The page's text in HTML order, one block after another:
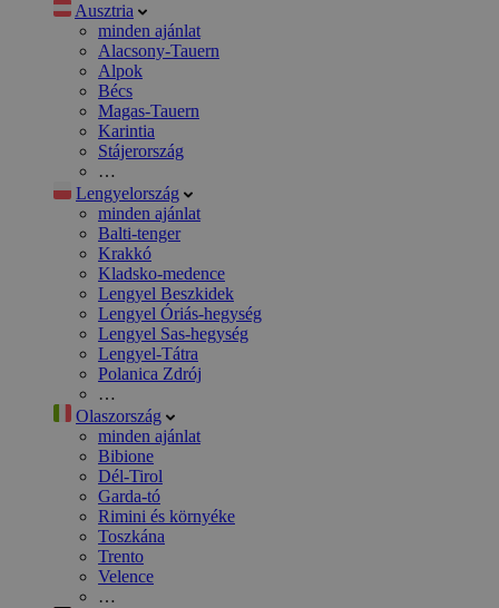
Ausztria
minden ajánlat
Alacsony-Tauern
Alpok
Bécs
Magas-Tauern
Karintia
Stájerország
…
Lengyelország
minden ajánlat
Balti-tenger
Krakkó
Kladsko-medence
Lengyel Beszkidek
Lengyel Óriás-hegység
Lengyel Sas-hegység
Lengyel-Tátra
Polanica Zdrój
…
Olaszország
minden ajánlat
Bibione
Dél-Tirol
Garda-tó
Rimini és környéke
Toszkána
Trento
Velence
…